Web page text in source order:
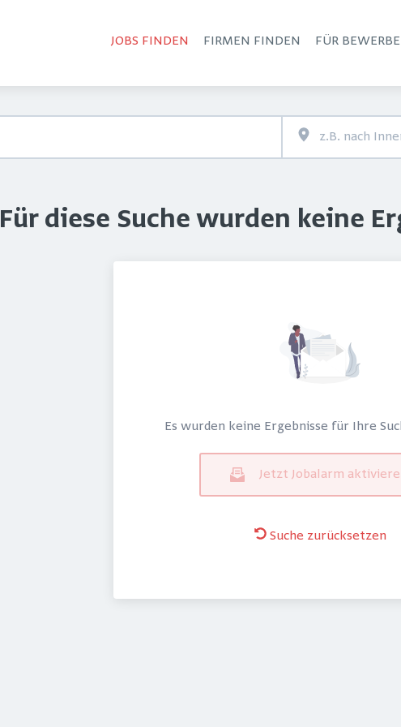
JOBS FINDEN FIRMEN FINDEN FÜR
Für diese Suche wurden keine
Es wurden keine Ergebnisse für Ihre
Jetzt Jobalarm
Suche zurücksetzen